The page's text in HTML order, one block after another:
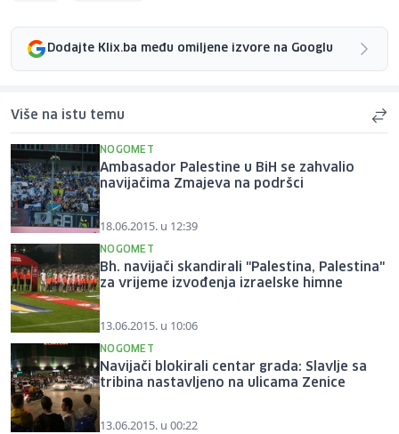
Dodajte Klix.ba među omiljene izvore na Googlu
Više na istu temu
NOGOMET
Ambasador Palestine u BiH se zahvalio
navijačima Zmajeva na podršci
18.06.2015. u 12:39
NOGOMET
Bh. navijači skandirali "Palestina, Palestina"
za vrijeme izvođenja izraelske himne
13.06.2015. u 10:06
NOGOMET
Navijači blokirali centar grada: Slavlje sa
tribina nastavljeno na ulicama Zenice
13.06.2015. u 00:22